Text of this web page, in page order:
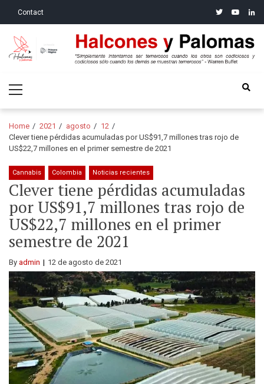
Contact twitteryoutube
Halcones y Palomas
Menu
Home 2021 agosto
12
Clever tiene pérdidas acumuladas por US$91,7 millones tras rojo de
US$22,7 millones en el primer semestre de 2021
Cannabis Colombia Noticias recientes
Clever tiene pérdidas acumuladas
por US$91,7 millones tras rojo de
US$22,7 millones en el primer
semestre de 2021
By admin 12 de agosto de 2021